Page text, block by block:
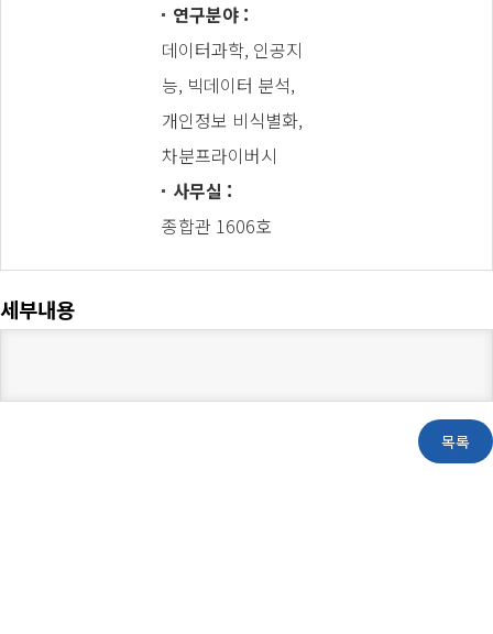
연구분야
데이터과학, 인공지
능, 빅데이터 분석,
개인정보 비식별화,
차분프라이버시
사무실
종합관 1606호
세부내용